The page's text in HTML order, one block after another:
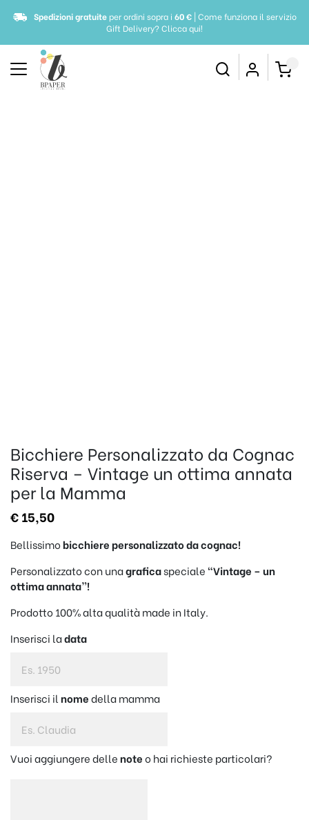
Spedizioni gratuiteper ordini sopra i 60 €| Come funziona il servizio
Gift Delivery?Clicca qui!
Bicchiere Personalizzato da Cognac
Riserva – Vintage un ottima annata
per la Mamma
€15,50
Bellissimobicchiere personalizzato da cognac!
Personalizzato con unagraficaspeciale“Vintage – un
ottima annata”!
Prodotto 100% alta qualità made in Italy.
Inserisci ladata
Inserisci il nomedella mamma
Vuoi aggiungere dellenoteo hai richieste particolari?